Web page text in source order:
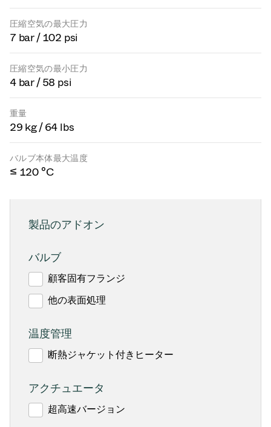
圧縮空気の最大圧力
7 bar / 102 psi
圧縮空気の最小圧力
4 bar / 58 psi
重量
29 kg / 64 lbs
バルブ本体最大温度
≤ 120 °C
製品のアドオン
バルブ
顧客固有フランジ
他の表面処理
温度管理
断熱ジャケット付きヒーター
アクチュエータ
超高速バージョン